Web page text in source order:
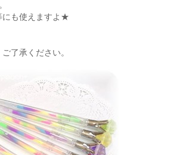
にも使えますよ★
了承ください。